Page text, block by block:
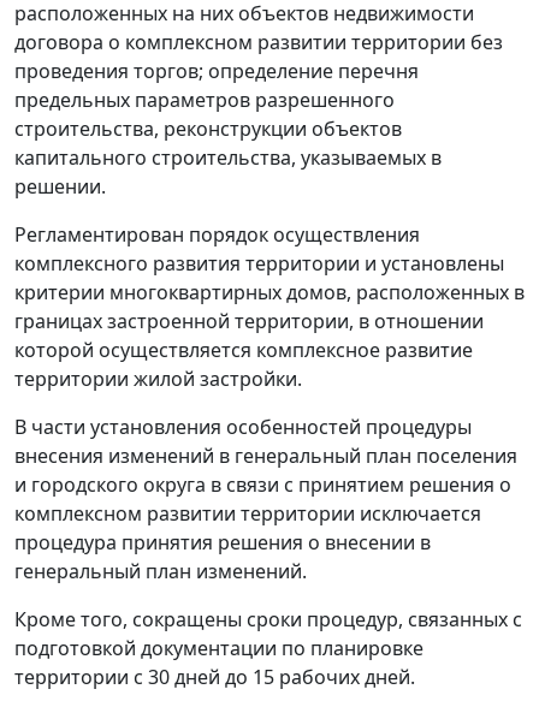
расположенных на них объектов недвижимости
договора о комплексном развитии территории без
проведения торгов; определение перечня
предельных параметров разрешенного
строительства, реконструкции объектов
капитального строительства, указываемых в
решении.
Регламентирован порядок осуществления
комплексного развития территории и установлены
критерии многоквартирных домов, расположенных в
границах застроенной территории, в отношении
которой осуществляется комплексное развитие
территории жилой застройки.
В части установления особенностей процедуры
внесения изменений в генеральный план поселения
и городского округа в связи с принятием решения о
комплексном развитии территории исключается
процедура принятия решения о внесении в
генеральный план изменений.
Кроме того, сокращены сроки процедур, связанных с
подготовкой документации по планировке
территории с 30 дней до 15 рабочих дней.